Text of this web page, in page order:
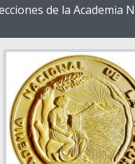
de la Academia